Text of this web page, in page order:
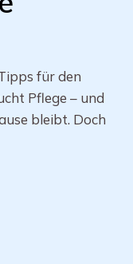
für den
Pflege – und
bleibt. Doch